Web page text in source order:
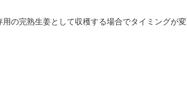
の完熟生姜として収穫する場合でタイミングが変